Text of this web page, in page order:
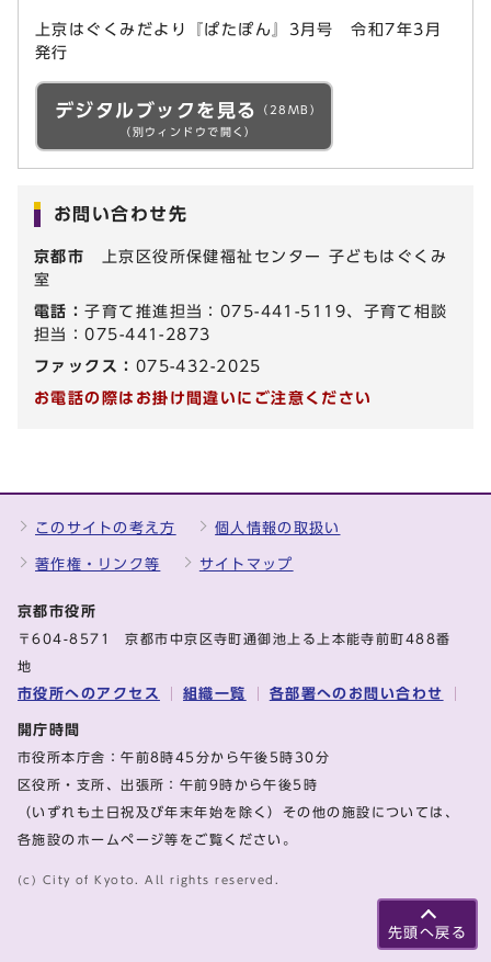
上京はぐくみだより『ぱたぽん』3月号 令和7年3月
発行
デジタルブックを見る
（28MB）
（別ウィンドウで開く）
お問い合わせ先
京都市 上京区役所保健福祉センター 子どもはぐくみ
室
電話：子育て推進担当：075-441-5119、子育て相談
担当：075-441-2873
ファックス： 075-432-2025
お電話の際はお掛け間違いにご注意ください
先頭へ戻る
このサイトの考え方 個人情報の取扱い
著作権・リンク等 サイトマップ
京都市役所
〒604-8571 京都市中京区寺町通御池上る上本能寺前町488番
地
市役所へのアクセス 組織一覧 各部署へのお問い合わせ
開庁時間
市役所本庁舎：午前8時45分から午後5時30分
区役所・支所、出張所：午前9時から午後5時
（いずれも土日祝及び年末年始を除く）その他の施設については、
各施設のホームページ等をご覧ください。
(c) City of Kyoto. All rights reserved.